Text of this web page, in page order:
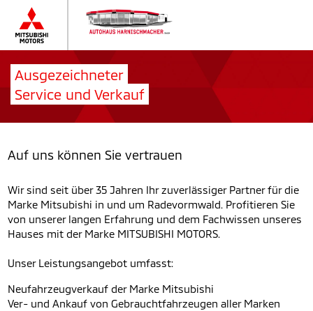
Ausgezeichneter
Service und Verkauf
Auf uns können Sie vertrauen
Wir sind seit über 35 Jahren Ihr zuverlässiger Partner für die
Marke Mitsubishi in und um Radevormwald. Profitieren Sie
von unserer langen Erfahrung und dem Fachwissen unseres
Hauses mit der Marke MITSUBISHI MOTORS.
Unser Leistungsangebot umfasst:
Neufahrzeugverkauf der Marke Mitsubishi
Ver- und Ankauf von Gebrauchtfahrzeugen aller Marken